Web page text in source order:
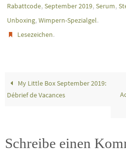
Rabattcode, September 2019, Serum,
Unboxing, Wimpern-Spezialgel.
Lesezeichen.
My Little Box September 2019:
Débrief de Vacances
Schreibe einen